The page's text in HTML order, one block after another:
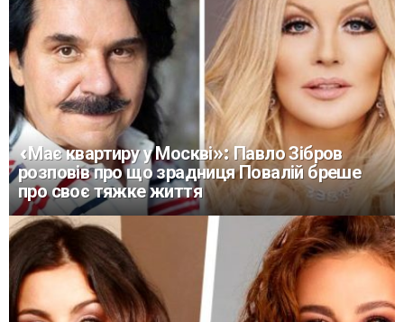
«Має квартиру у Москві»: Павло Зібров
розповів про що зрадниця Повалій бреше
про своє тяжке життя